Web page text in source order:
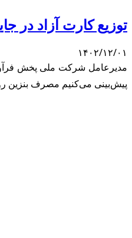
توزیع کارت آزاد
۱۴۰۲/۱۲/۰۱
مدیرعامل شرکت ملی پخش
پیش‌بینی می‌کنیم مصرف بنزین روزانه کشور در این ایام ۱۰ تا ۱۲ درصد افزایش